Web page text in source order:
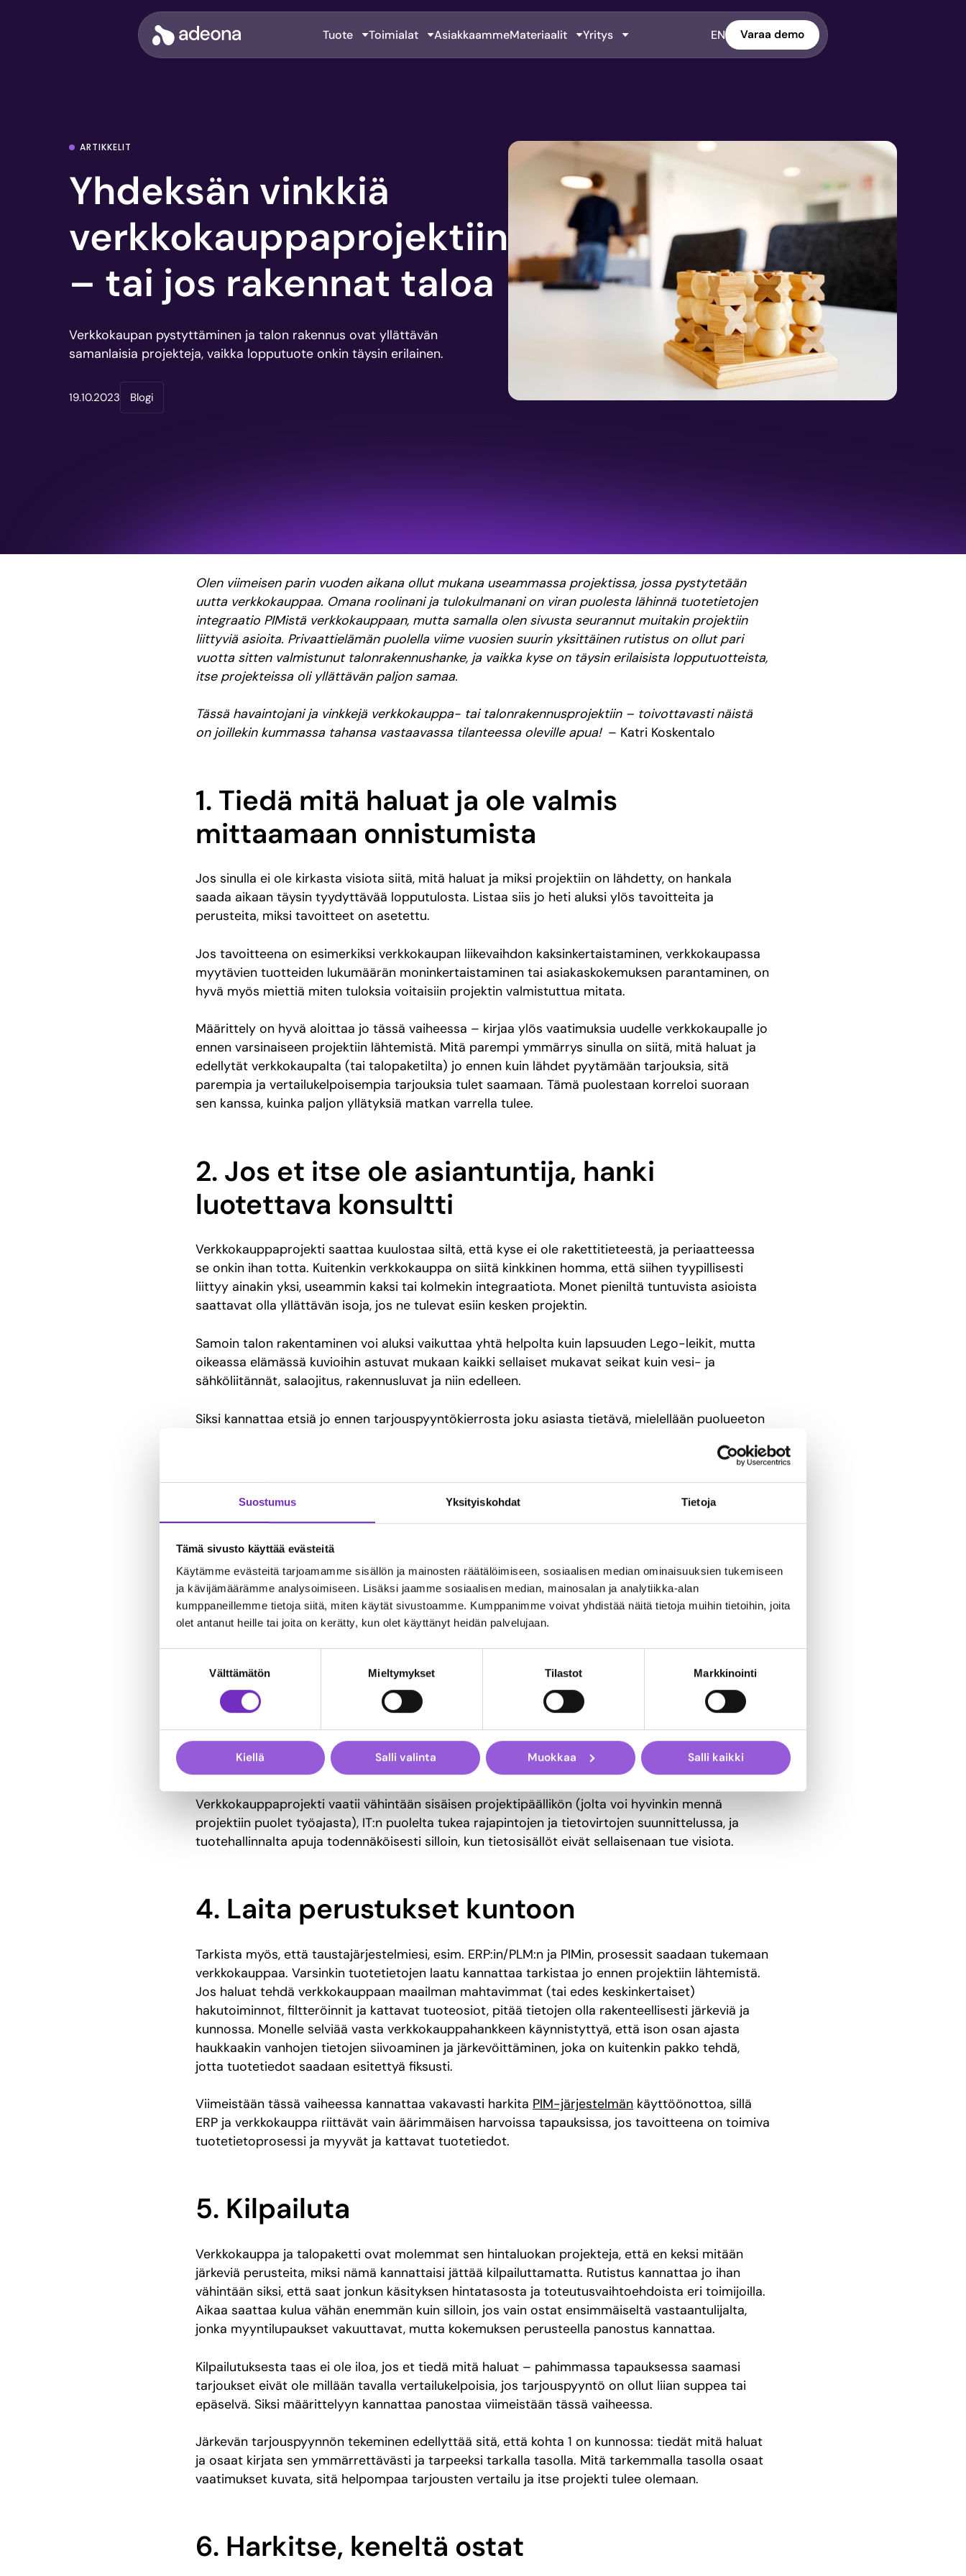
Suostumus Yksityiskohdat Tietoja
Tämä sivusto käyttää evästeitä
Käytämme evästeitä tarjoamamme sisällön ja mainosten räätälöimiseen, sosiaalisen median ominaisuuksien tukemiseen
ja kävijämäärämme analysoimiseen. Lisäksi jaamme sosiaalisen median, mainosalan ja analytiikka-alan
kumppaneillemme tietoja siitä, miten käytät sivustoamme. Kumppanimme voivat yhdistää näitä tietoja muihin tietoihin, joita
olet antanut heille tai joita on kerätty, kun olet käyttänyt heidän palvelujaan.
Välttämätön Mieltymykset Tilastot Markkinointi
Kiellä Salli valinta Muokkaa Salli kaikki
Adeona Tuote Toimialat AsiakkaammeMateriaalit Yritys EN Varaa demo
ARTIKKELIT
Yhdeksän vinkkiä
verkkokauppaprojektiin
– tai jos rakennat taloa
Verkkokaupan pystyttäminen ja talon rakennus ovat yllättävän
samanlaisia projekteja, vaikka lopputuote onkin täysin erilainen.
19.10.2023 Blogi
Olen viimeisen parin vuoden aikana ollut mukana useammassa projektissa, jossa pystytetään
uutta verkkokauppaa. Omana roolinani ja tulokulmanani on viran puolesta lähinnä tuotetietojen
integraatio PIMistä verkkokauppaan, mutta samalla olen sivusta seurannut muitakin projektiin
liittyviä asioita. Privaattielämän puolella viime vuosien suurin yksittäinen rutistus on ollut pari
vuotta sitten valmistunut talonrakennushanke, ja vaikka kyse on täysin erilaisista lopputuotteista,
itse projekteissa oli yllättävän paljon samaa.
Tässä havaintojani ja vinkkejä verkkokauppa- tai talonrakennusprojektiin – toivottavasti näistä
on joillekin kummassa tahansa vastaavassa tilanteessa oleville apua!– Katri Koskentalo
1. Tiedä mitä haluat ja ole valmis
mittaamaan onnistumista
Jos sinulla ei ole kirkasta visiota siitä, mitä haluat ja miksi projektiin on lähdetty, on hankala
saada aikaan täysin tyydyttävää lopputulosta. Listaa siis jo heti aluksi ylös tavoitteita ja
perusteita, miksi tavoitteet on asetettu.
Jos tavoitteena on esimerkiksi verkkokaupan liikevaihdon kaksinkertaistaminen, verkkokaupassa
myytävien tuotteiden lukumäärän moninkertaistaminen tai asiakaskokemuksen parantaminen, on
hyvä myös miettiä miten tuloksia voitaisiin projektin valmistuttua mitata.
Määrittely on hyvä aloittaa jo tässä vaiheessa – kirjaa ylös vaatimuksia uudelle verkkokaupalle jo
ennen varsinaiseen projektiin lähtemistä. Mitä parempi ymmärrys sinulla on siitä, mitä haluat ja
edellytät verkkokaupalta (tai talopaketilta) jo ennen kuin lähdet pyytämään tarjouksia, sitä
parempia ja vertailukelpoisempia tarjouksia tulet saamaan. Tämä puolestaan korreloi suoraan
sen kanssa, kuinka paljon yllätyksiä matkan varrella tulee.
2. Jos et itse ole asiantuntija, hanki
luotettava konsultti
Verkkokauppaprojekti saattaa kuulostaa siltä, että kyse ei ole rakettitieteestä, ja periaatteessa
se onkin ihan totta. Kuitenkin verkkokauppa on siitä kinkkinen homma, että siihen tyypillisesti
liittyy ainakin yksi, useammin kaksi tai kolmekin integraatiota. Monet pieniltä tuntuvista asioista
saattavat olla yllättävän isoja, jos ne tulevat esiin kesken projektin.
Samoin talon rakentaminen voi aluksi vaikuttaa yhtä helpolta kuin lapsuuden Lego-leikit, mutta
oikeassa elämässä kuvioihin astuvat mukaan kaikki sellaiset mukavat seikat kuin vesi- ja
sähköliitännät, salaojitus, rakennusluvat ja niin edelleen.
Siksi kannattaa etsiä jo ennen tarjouspyyntökierrosta joku asiasta tietävä, mielellään puolueeton
Hyvä konsultti osaa auttaa jo määrittelyvaiheessa miettimään tärkeitä asioita, jotta vältytään
kalliilta yllätyksiltä loppuvaiheessa. Saatat siis maksaa hiukan ”ylimääräistä” konsultille, mutta
3. Vaikka ostaisit avaimet käteen -paketin,
se ei tarkoita sitä, että et itse joudu
tekemään mitään
Monelle verkkokaupan pystyttäjälle (ja talonrakentajillekin, olen kuullut) tulee yllätyksenä kuinka
paljon töitä projekti vaatii, vaikka ei itse koodaisi riviäkään tai naulaisi yhtäkään naulaa. Kannattaa
siis jo hyvissä ajoin pyrkiä varmistamaan, että omat resurssit ovat riittävät, roolit selkeät ja
aikataulu realistinen.
Verkkokauppaprojekti vaatii vähintään sisäisen projektipäällikön (jolta voi hyvinkin mennä
projektiin puolet työajasta), IT:n puolelta tukea rajapintojen ja tietovirtojen suunnittelussa, ja
tuotehallinnalta apuja todennäköisesti silloin, kun tietosisällöt eivät sellaisenaan tue visiota.
4. Laita perustukset kuntoon
Tarkista myös, että taustajärjestelmiesi, esim. ERP:in/PLM:n ja PIMin, prosessit saadaan tukemaan
verkkokauppaa. Varsinkin tuotetietojen laatu kannattaa tarkistaa jo ennen projektiin lähtemistä.
Jos haluat tehdä verkkokauppaan maailman mahtavimmat (tai edes keskinkertaiset)
hakutoiminnot, filtteröinnit ja kattavat tuoteosiot, pitää tietojen olla rakenteellisesti järkeviä ja
kunnossa. Monelle selviää vasta verkkokauppahankkeen käynnistyttyä, että ison osan ajasta
haukkaakin vanhojen tietojen siivoaminen ja järkevöittäminen, joka on kuitenkin pakko tehdä,
jotta tuotetiedot saadaan esitettyä fiksusti.
Viimeistään tässä vaiheessa kannattaa vakavasti harkita PIM-järjestelmän käyttöönottoa, sillä
ERP ja verkkokauppa riittävät vain äärimmäisen harvoissa tapauksissa, jos tavoitteena on toimiva
tuotetietoprosessi ja myyvät ja kattavat tuotetiedot.
5. Kilpailuta
Verkkokauppa ja talopaketti ovat molemmat sen hintaluokan projekteja, että en keksi mitään
järkeviä perusteita, miksi nämä kannattaisi jättää kilpailuttamatta. Rutistus kannattaa jo ihan
vähintään siksi, että saat jonkun käsityksen hintatasosta ja toteutusvaihtoehdoista eri toimijoilla.
Aikaa saattaa kulua vähän enemmän kuin silloin, jos vain ostat ensimmäiseltä vastaantulijalta,
jonka myyntilupaukset vakuuttavat, mutta kokemuksen perusteella panostus kannattaa.
Kilpailutuksesta taas ei ole iloa, jos et tiedä mitä haluat – pahimmassa tapauksessa saamasi
tarjoukset eivät ole millään tavalla vertailukelpoisia, jos tarjouspyyntö on ollut liian suppea tai
epäselvä. Siksi määrittelyyn kannattaa panostaa viimeistään tässä vaiheessa.
Järkevän tarjouspyynnön tekeminen edellyttää sitä, että kohta 1 on kunnossa: tiedät mitä haluat
ja osaat kirjata sen ymmärrettävästi ja tarpeeksi tarkalla tasolla. Mitä tarkemmalla tasolla osaat
vaatimukset kuvata, sitä helpompaa tarjousten vertailu ja itse projekti tulee olemaan.
6. Harkitse, keneltä ostat